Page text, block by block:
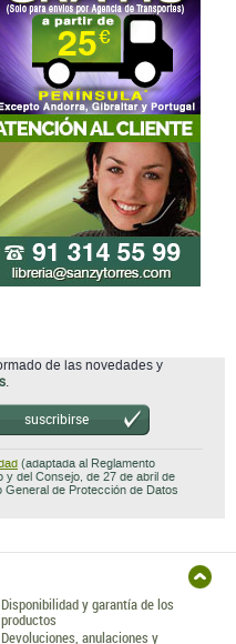
de las novedades y
.
suscribirse
(adaptada al Reglamento
y del Consejo, de 27 de abril de
de Protección de Datos
Disponibilidad y garantía de los
productos
Devoluciones, anulaciones y